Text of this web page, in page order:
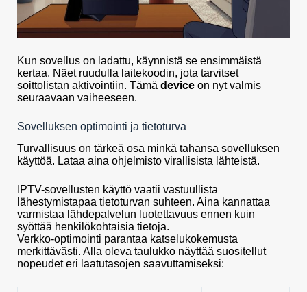
Kun sovellus on ladattu, käynnistä se ensimmäistä
kertaa. Näet ruudulla laitekoodin, jota tarvitset
soittolistan aktivointiin. Tämä device on nyt valmis
seuraavaan vaiheeseen.
Sovelluksen optimointi ja tietoturva
Turvallisuus on tärkeä osa minkä tahansa sovelluksen
käyttöä. Lataa aina ohjelmisto virallisista lähteistä.
IPTV-sovellusten käyttö vaatii vastuullista
lähestymistapaa tietoturvan suhteen. Aina kannattaa
varmistaa lähdepalvelun luotettavuus ennen kuin
syöttää henkilökohtaisia tietoja.
Verkko-optimointi parantaa katselukokemusta
merkittävästi. Alla oleva taulukko näyttää suositellut
nopeudet eri laatutasojen saavuttamiseksi: